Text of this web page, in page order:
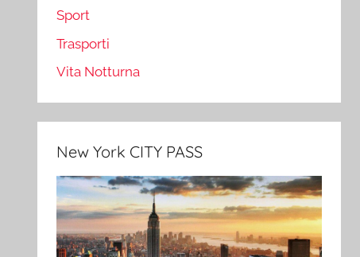
Sport
Trasporti
Vita Notturna
New York CITY PASS